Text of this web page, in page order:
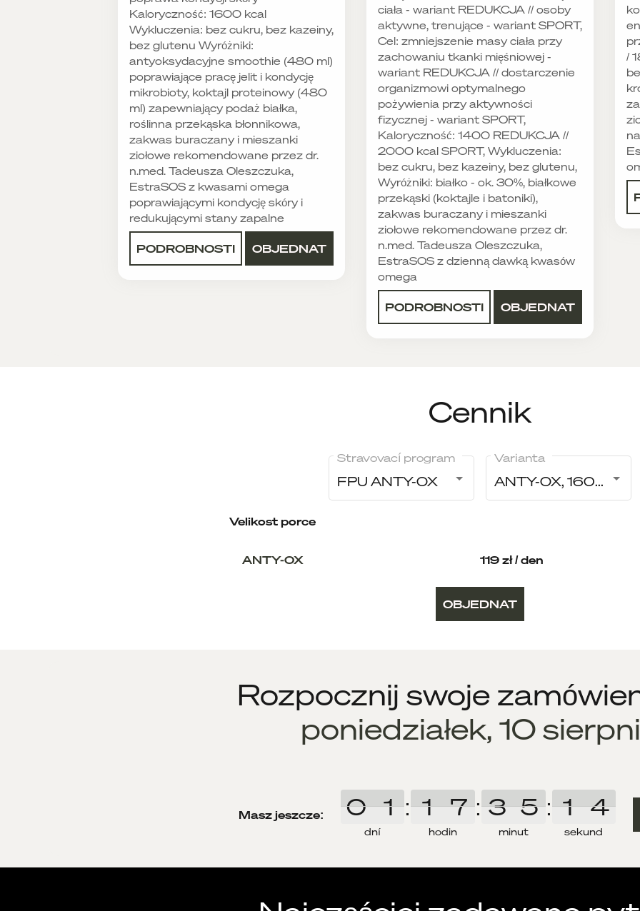
Kaloryczność: 1600 kcal
Wykluczenia: bez cukru, bez kazeiny,
bez glutenu Wyróżniki:
antyoksydacyjne smoothie (480 ml)
poprawiające pracę jelit i kondycję
mikrobioty, koktajl proteinowy (480
ml) zapewniający podaż białka,
roślinna przekąska błonnikowa,
zakwas buraczany i mieszanki
ziołowe rekomendowane przez dr.
n.med. Tadeusza Oleszczuka,
EstraSOS z kwasami omega
poprawiającymi kondycję skóry i
redukującymi stany zapalne
PODROBNOSTI OBJEDNAT
ciała - wariant REDUKCJA // osoby
aktywne, trenujące - wariant SPORT,
Cel: zmniejszenie masy ciała przy
zachowaniu tkanki mięśniowej -
wariant REDUKCJA // dostarczenie
organizmowi optymalnego
pożywienia przy aktywności
fizycznej - wariant SPORT,
Kaloryczność: 1400 REDUKCJA //
2000 kcal SPORT, Wykluczenia:
bez cukru, bez kazeiny, bez glutenu,
Wyróżniki: białko - ok. 30%, białkowe
przekąski (koktajle i batoniki),
zakwas buraczany i mieszanki
ziołowe rekomendowane przez dr.
n.med. Tadeusza Oleszczuka,
EstraSOS z dzienną dawką kwasów
omega
PODROBNOSTI OBJEDNAT
/
Cennik
FPU ANTY-OX
Stravovací program
ANTY-OX, 1600 kcal
Varianta
Velikost porce
ANTY-OX 119 zł / den
OBJEDNAT
Rozpocznij swoje
poniedziałek, 10
Masz jeszcze:
dní
0
0 1
1 :
hodin
1
1 7
7 :
minut
3
3 5
5 :
sekund
1
1 3
3